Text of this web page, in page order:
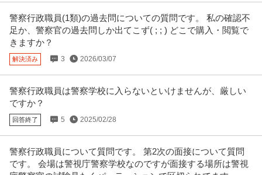
ング作業が中心◆理系の経験…続きを見る
提供：doda
駐車監視スタッフ／月収30万円可！警視庁の委託業務／会社負担
で資格取得できる！未経験OK／定年後にも／駐車監視員
株式会社コアズ 駐車対策部
日給1.1万円〜1.2万円
【ここがオススメ！】 日勤のみ！安定性・社会貢献性も◎ 未経験から挑戦で
きる「みなし公務員」！ 熱
この条件の求人をもっと見る
警察行政職員(1類)の過去問についての質問です。 私の確認不
足か、警察官の過去問しか出てこず( ; ; ) どこで購入・閲覧で
きますか？
解決済み 3 2026/03/07
警察行政職員は警察学校に入らないといけませんが、厳しい
ですか？
回答終了 5 2025/02/28
警察行政職員について質問です。 第2次の面接について質問
です。 会場は警視庁警察学校なのですが面接する場所は警視